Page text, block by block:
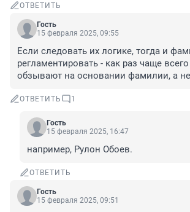
ОТВЕТИТЬ
Гость
15 февраля 2025, 09:55
Если следовать их логике, тогда и
регламентировать - как раз чаще всего
обзывают на основании фамилии, а
ОТВЕТИТЬ 1
Гость
15 февраля 2025, 16:47
например, Рулон Обоев.
ОТВЕТИТЬ
Гость
15 февраля 2025, 09:51